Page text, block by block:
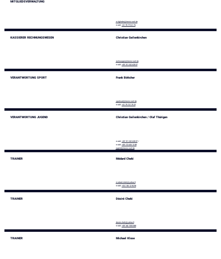
MITGLIEDSVERWALTUNG
mitglieder@tennis-weil.de
mobil: +41 78 773 61 76
KASSIERER RECHNUNGSWESEN
rechnungen@tennis-weil.de
mobil: +49 151 242 628 07
Christian Geilenkirchen
VERANTWORTUNG SPORT
sportwart@tennis-weil.de
mobil: +41 79 727 79 33
Frank Böttcher
VERANTWORTUNG JUGEND
mobil: +49 151 242 628 07/
mobil: +49 172 635 13 88
jugend@tennis-weil.de
Christian Geilenkirchen / Olaf Thürigen
TRAINER
medard.cheki@yahoo.fr
mobil: +33 7 85 12 94 96
Médard Cheki
TRAINER
desire.cheki@yahoo.fr
mobil: +49 160 1555 880
Désiré Cheki
TRAINER Michael Klose